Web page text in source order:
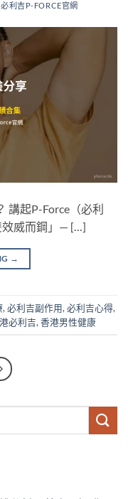
利吉P-FORCE官網
講起P-Force（必利
效威而鋼」— […]
→
, 必利吉副作用, 必利吉心得,
必利吉, 香港男性健康